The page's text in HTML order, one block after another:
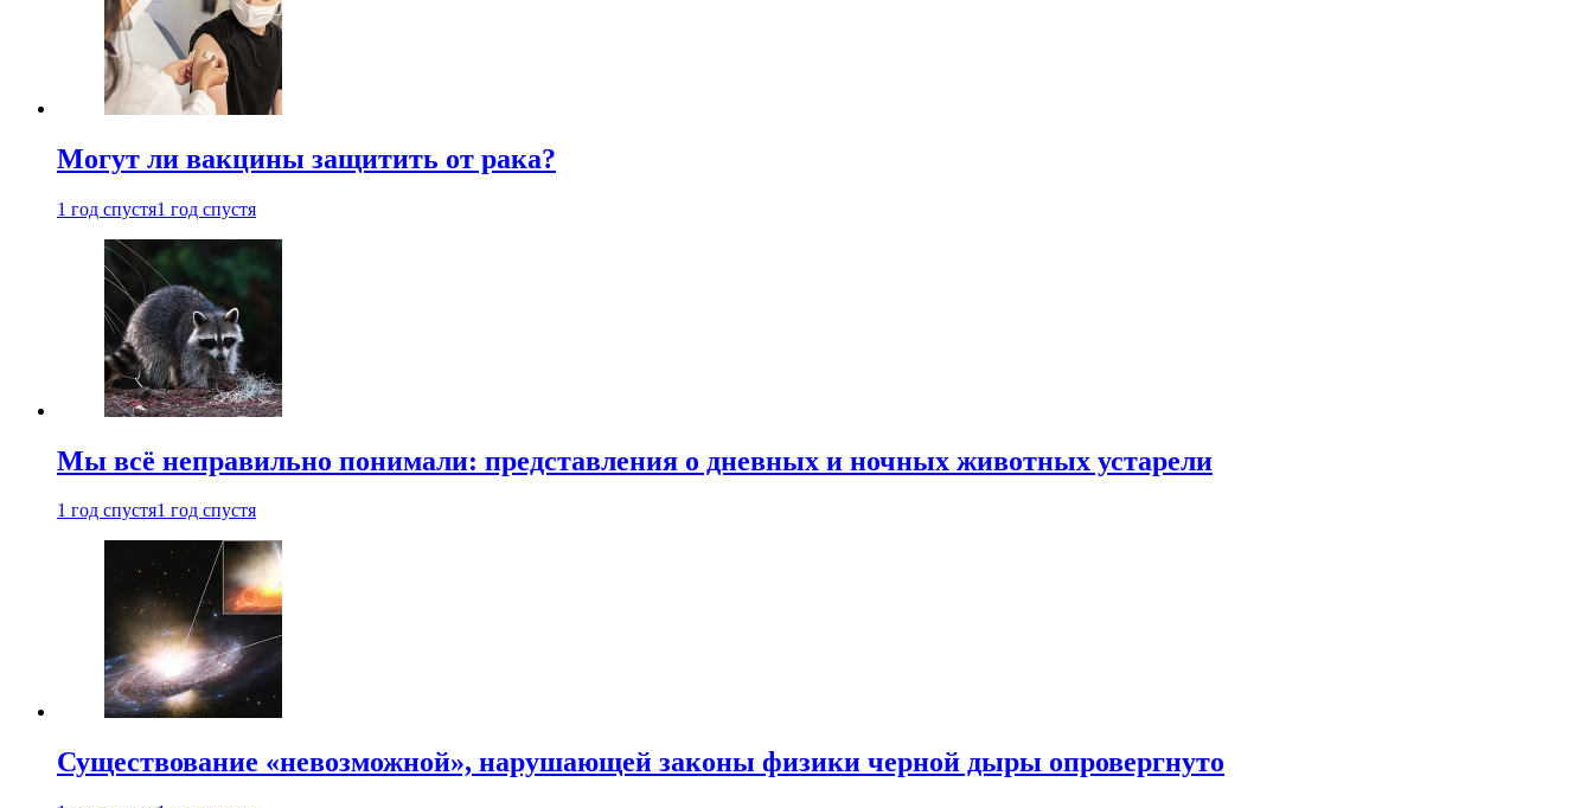
Могут ли вакцины защитить от рака?
1 год спустя1 год спустя
Мы всё неправильно понимали: представления о дневных и ночных животных устарели
1 год спустя1 год спустя
Существование «невозможной», нарушающей законы физики черной дыры опровергнуто